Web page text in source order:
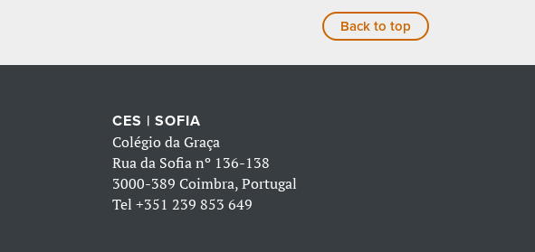
Back to top
CES | SOFIA
Colégio da Graça
Rua da Sofia nº 136-138
3000-389 Coimbra, Portugal
Tel +351 239 853 649